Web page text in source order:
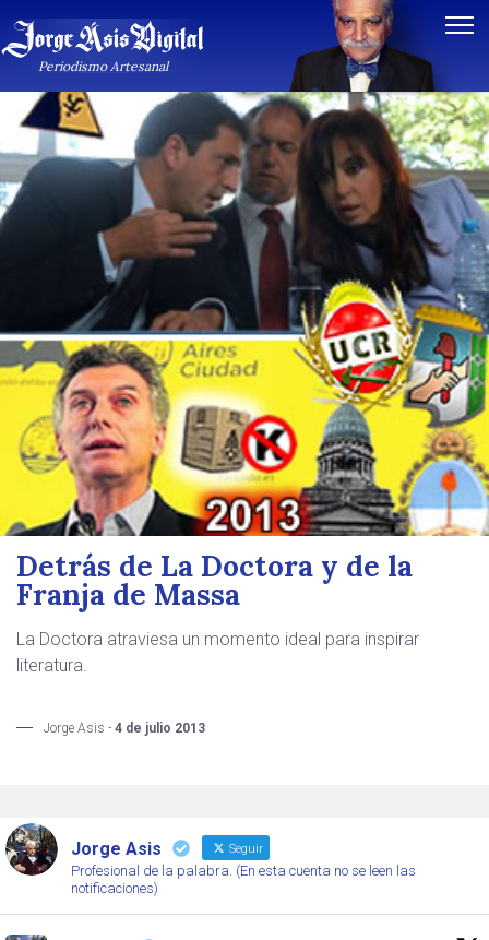
Periodismo Artesanal
Detrás de La Doctora y de la
Franja de Massa
La Doctora atraviesa un momento ideal para inspirar
literatura.
Jorge Asis - 4 de julio 2013
Jorge Asis Seguir
Profesional de la palabra. (En esta cuenta no se leen las
notificaciones)